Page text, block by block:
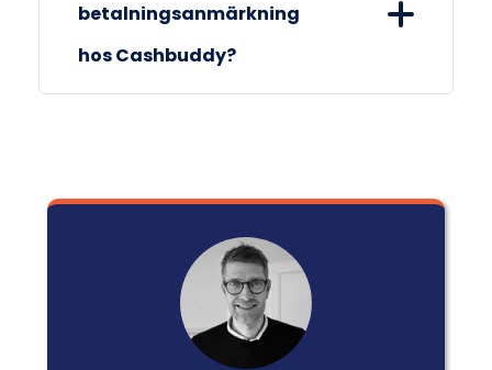
betalningsanmärkning
hos Cashbuddy?